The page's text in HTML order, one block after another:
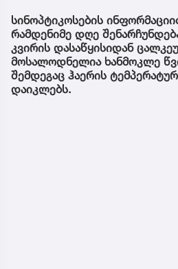
სინოპტიკოსების
რამდენიმე დღე
კვირის დასაწყისიდან
მოსალოდნელია ხანმოკლე
შემდეგაც ჰაერის
დაიკლებს.